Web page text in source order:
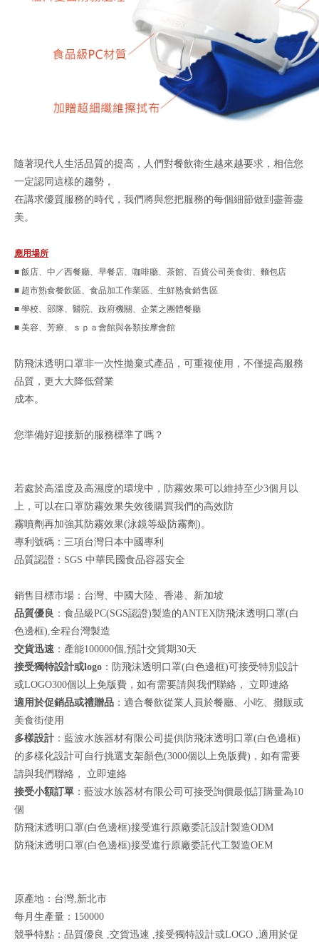
隨著現代人生活品質的提高，人們對餐飲衛生越來越要求，相信您
一定認同這樣的趨勢，
在講求優質服務的時代，我們將與您把服務的每個細節做到盡善盡
美。
應用場所
■ 飯店、中／西餐廳、早餐店、咖啡廳、茶館、百貨公司美食街、麵包店
■ 超市熟食餐飲區、食品加工作業區、生鮮熟食銷售區
■ 學校、部隊、醫院、政府機關、企業之團體餐廳
■ 美容、芳療、ｓｐａ會館與各類按摩會館
防飛沫透明口罩非一次性拋棄式產品，可重複使用，不僅提高服務
品質，更大大降低營業
成本。
您準備好迎接新的服務標準了嗎？
若處於高溫度及高濕度的環境中，防霧效果可以維持至少3個月以
上，可以在口罩防霧效果失效後購買我們的高效防
霧噴劑再加強其防霧效果(泳鏡等級防霧劑)。
專利號碼：三項台灣日本中國專利
品質認證：SGS 中華民國食品容器安全
銷售目標市場：台灣、中國大陸、香港、新加坡
品質優良 ：食品級PC(SGS認證)製造的ANTEX防飛沫透明口罩(白
色邊框),全程台灣製造
交貨迅速 ：產能100000個,預計交貨期30天
接受獨特設計或logo ：防飛沫透明口罩(白色邊框)可接受特別設計
或LOGO300個以上免版費，如有需要請與我們聯絡， 立即連絡
適用於促銷品或禮贈品 ：適合餐飲從業人員於餐廳、小吃、攤販或
美食街使用
多樣設計 ：藍波水族器材有限公司提供防飛沫透明口罩(白色邊框)
的多樣化設計可自行挑選支架顏色(3000個以上免版費)，如有需要
請與我們聯絡， 立即連絡
接受小額訂單 ：藍波水族器材有限公司可接受詢價最低訂購量為10
個
防飛沫透明口罩(白色邊框)接受進行原廠委託設計製造ODM
防飛沫透明口罩(白色邊框)接受進行原廠委託代工製造OEM
原產地：台灣,新北市
每月生產量：150000
競爭特點：品質優良 ,交貨迅速 ,接受獨特設計或LOGO ,適用於促